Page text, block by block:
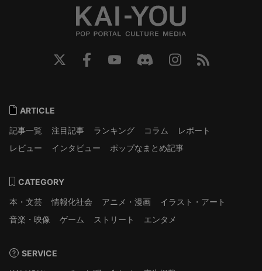
ARTICLE
記事一覧
注目記事 ランキング コラム
レポート
レビュー
インタビュー ポップなまとめ記事
CATEGORY
本・文芸
情報化社会 アニメ・漫画
イラスト・アート
音楽・映像
ゲーム ストリート エンタメ
SERVICE